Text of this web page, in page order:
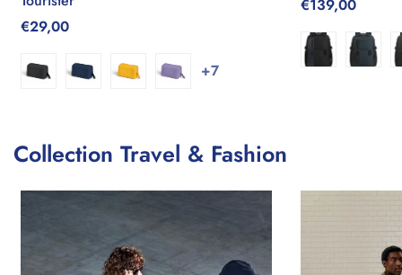
Prezzo
€29,00
+7
Prezzo
€139,00
Collection Travel & Fashion